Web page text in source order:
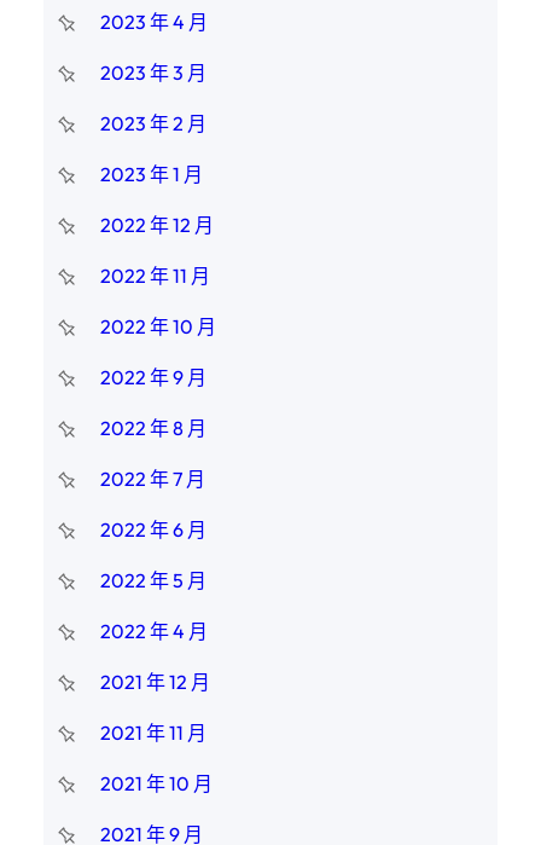
2023 年 4 月
2023 年 3 月
2023 年 2 月
2023 年 1 月
2022 年 12 月
2022 年 11 月
2022 年 10 月
2022 年 9 月
2022 年 8 月
2022 年 7 月
2022 年 6 月
2022 年 5 月
2022 年 4 月
2021 年 12 月
2021 年 11 月
2021 年 10 月
2021 年 9 月